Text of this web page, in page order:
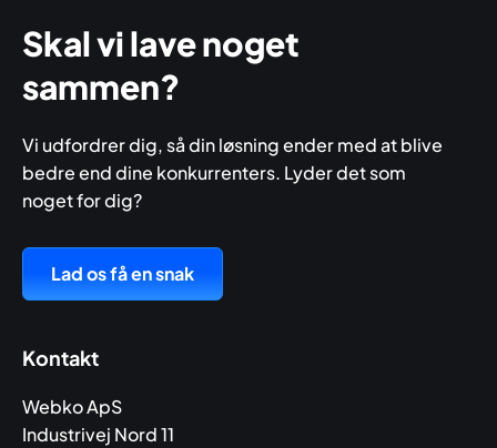
Skal vi lave noget
sammen?
Vi udfordrer dig, så din løsning ender med at blive
bedre end dine konkurrenters. Lyder det som
noget for dig?
Lad os få en snak
Kontakt
Webko ApS
Industrivej Nord 11